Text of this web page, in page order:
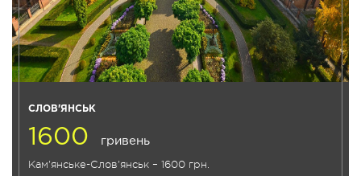
СЛОВ'ЯНСЬК
1600 гривень
Кам'янське-Слов'янськ – 1600 грн.